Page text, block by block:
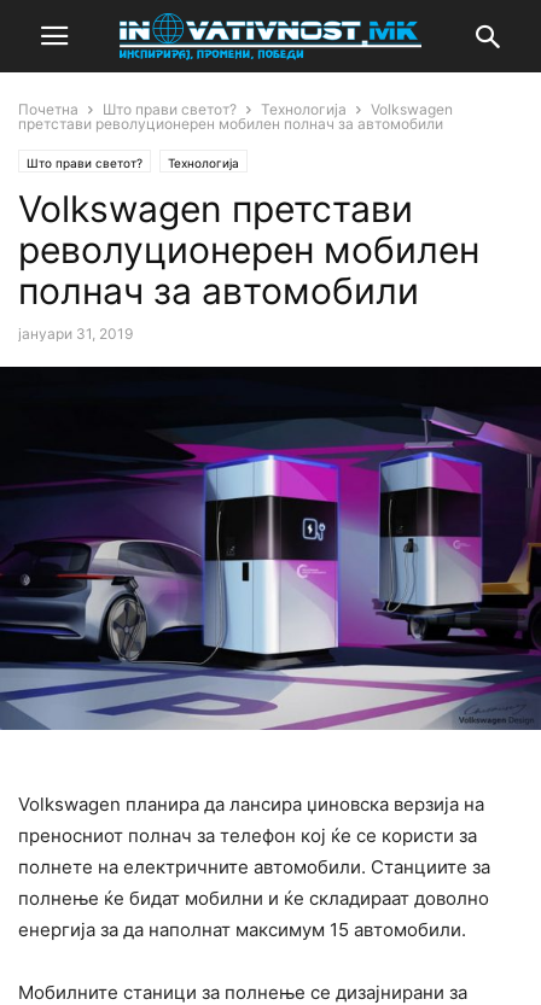
Почетна Што прави светот? Технологија
Volkswagen
претстави револуционерен мобилен полнач за автомобили
Што прави светот? Технологија
Volkswagen претстави
револуционерен мобилен
полнач за автомобили
јануари 31, 2019
Volkswagen планира да лансира џиновска верзија на
преносниот полнач за телефон кој ќе се користи за
полнете на електричните автомобили. Станциите за
полнење ќе бидат мобилни и ќе складираат доволно
енергија за да наполнат максимум 15 автомобили.
Мобилните станици за полнење се дизајнирани за